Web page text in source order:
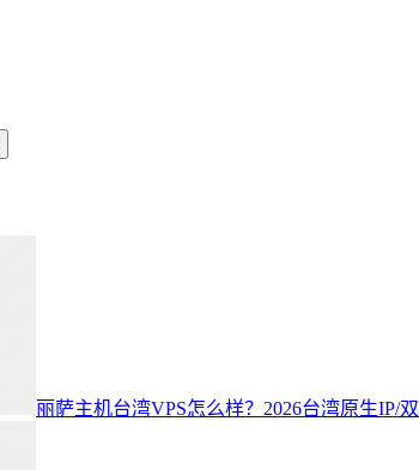
丽萨主机台湾VPS怎么样？2026台湾原生IP/